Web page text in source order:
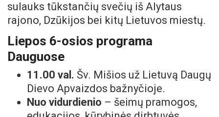
sulauks tūkstančių svečių iš Alytaus
rajono, Dzūkijos bei kitų Lietuvos miestų.
Liepos 6-osios programa
Dauguose
11.00 val. Šv. Mišios už Lietuvą Daugų
Dievo Apvaizdos bažnyčioje.
Nuo vidurdienio – šeimų pramogos,